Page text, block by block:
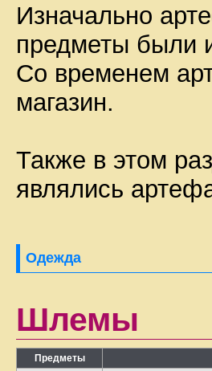
Изначально
предметы были
Со временем
магазин.
Также в этом
являлись
Одежда
Шлемы
Предметы